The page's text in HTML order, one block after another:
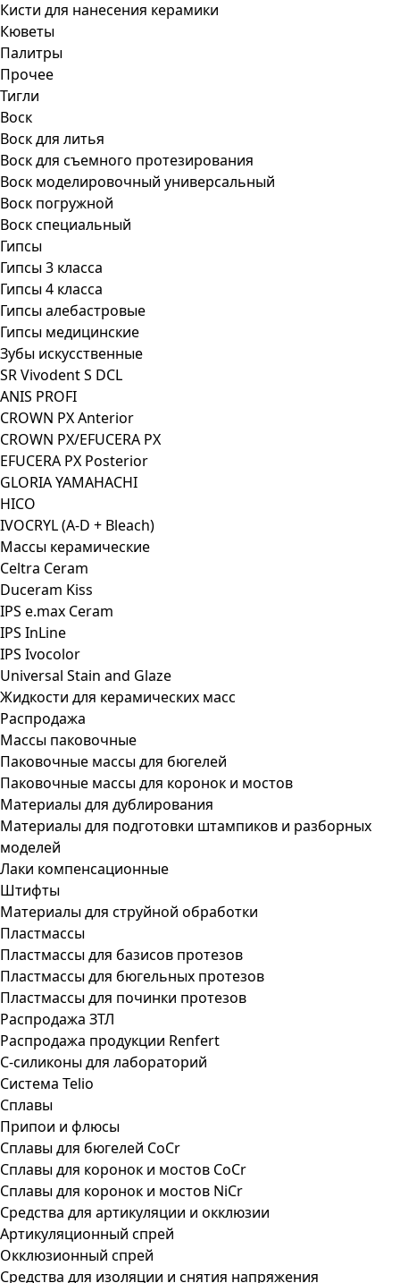
Кисти для нанесения керамики
Кюветы
Палитры
Прочее
Тигли
Воск
Воск для литья
Воск для съемного протезирования
Воск моделировочный универсальный
Воск погружной
Воск специальный
Гипсы
Гипсы 3 класса
Гипсы 4 класса
Гипсы алебастровые
Гипсы медицинские
Зубы искусственные
SR Vivodent S DCL
ANIS PROFI
CROWN PX Anterior
CROWN PX/EFUCERA PX
EFUCERA PX Posterior
GLORIA YAMAHACHI
HICO
IVOCRYL (A-D + Bleach)
Массы керамические
Celtra Ceram
Duceram Kiss
IPS e.max Ceram
IPS InLine
IPS Ivocolor
Universal Stain and Glaze
Жидкости для керамических масс
Распродажа
Массы паковочные
Паковочные массы для бюгелей
Паковочные массы для коронок и мостов
Материалы для дублирования
Материалы для подготовки штампиков и разборных
моделей
Лаки компенсационные
Штифты
Материалы для струйной обработки
Пластмассы
Пластмассы для базисов протезов
Пластмассы для бюгельных протезов
Пластмассы для починки протезов
Распродажа ЗТЛ
Распродажа продукции Renfert
С-силиконы для лабораторий
Система Telio
Сплавы
Припои и флюсы
Сплавы для бюгелей CoCr
Сплавы для коронок и мостов CoCr
Сплавы для коронок и мостов NiCr
Средства для артикуляции и окклюзии
Артикуляционный спрей
Окклюзионный спрей
Средства для изоляции и снятия напряжения